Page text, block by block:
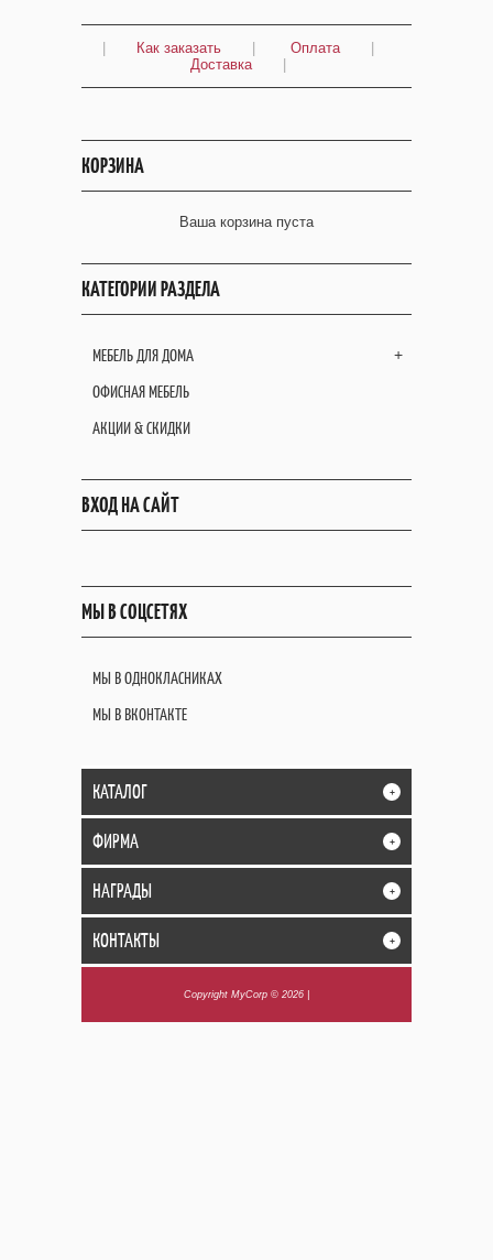
Как заказать Оплата
Доставка
КОРЗИНА
Ваша корзина пуста
КАТЕГОРИИ РАЗДЕЛА
+
МЕБЕЛЬ ДЛЯ ДОМА
ОФИСНАЯ МЕБЕЛЬ
АКЦИИ & СКИДКИ
ВХОД НА САЙТ
МЫ В СОЦСЕТЯХ
МЫ В ОДНОКЛАСНИКАХ
МЫ В ВКОНТАКТЕ
КАТАЛОГ +
ФИРМА +
НАГРАДЫ +
КОНТАКТЫ +
Copyright MyCorp © 2026